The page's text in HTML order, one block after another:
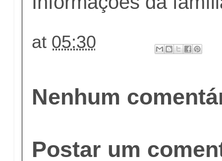
at 05:30
Nenhum
Postar um